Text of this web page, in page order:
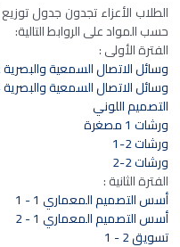
الطلاب الأعزاء تجدون جدول توزيع
حسب المواد على الروابط التالية:
الفترة الأولى :
وسائل الاتصال السمعية والبصرية 2
وسائل الاتصال السمعية والبصرية 4
التصميم اللوني
ورشات 1 مصغرة
ورشات 2-1
ورشات 2-2
الفترة الثانية :
أسس التصميم المعماري 1 - 1
أسس التصميم المعماري 1 - 2
تسويق 2 - 1